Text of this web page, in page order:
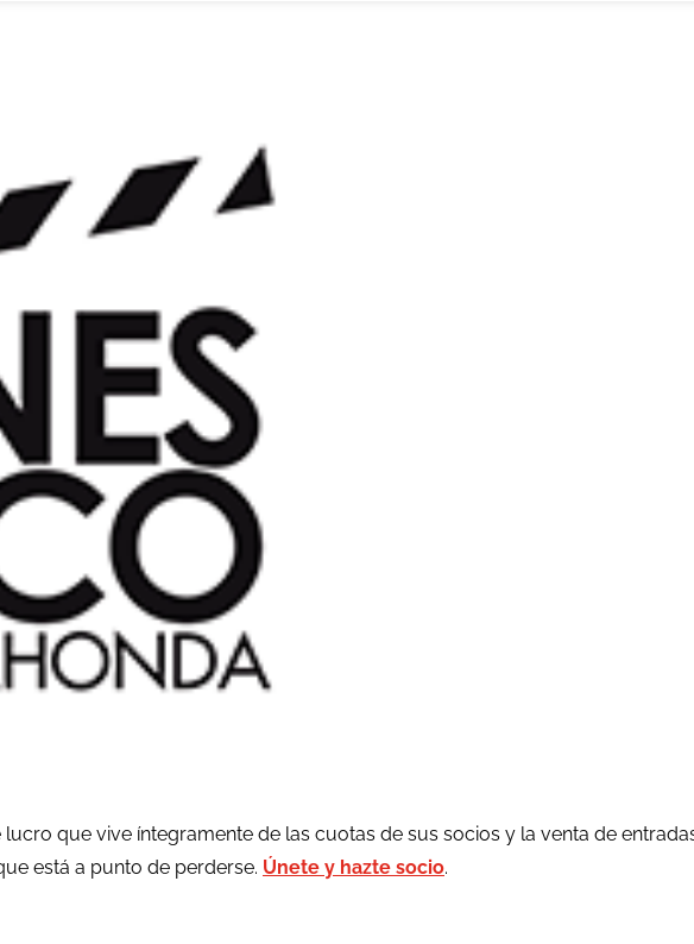
que vive íntegramente de las cuotas de sus socios y la venta de
está a punto de perderse. Únete y hazte socio.